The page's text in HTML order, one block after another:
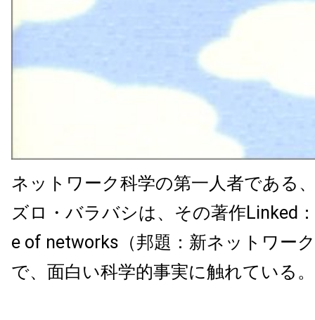
ネットワーク科学の第一人者である
ズロ・バラバシは、その著作Linked
e of networks（邦題：新ネットワー
で、面白い科学的事実に触れている。